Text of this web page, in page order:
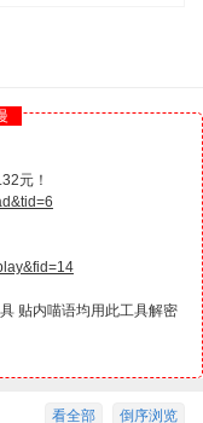
元！
贴内喵语均用此工具解密
倒序浏览
看全部